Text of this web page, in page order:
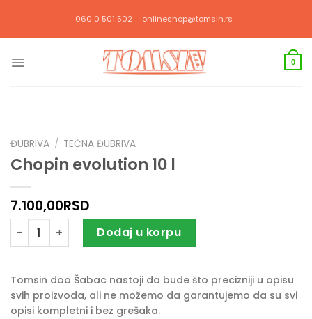
садржај
060 0 501 502 onlineshop@tomsin.rs
0
ĐUBRIVA / TEČNA ĐUBRIVA
Chopin evolution 10 l
7.100,00RSD
Chopin evolution 10 l količina
Dodaj u korpu
Tomsin doo Šabac nastoji da bude što precizniji u opisu
svih proizvoda, ali ne možemo da garantujemo da su svi
opisi kompletni i bez grešaka.